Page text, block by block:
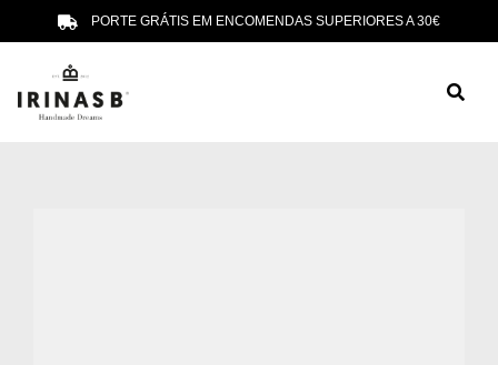
PORTE GRÁTIS EM ENCOMENDAS SUPERIORES A 30€